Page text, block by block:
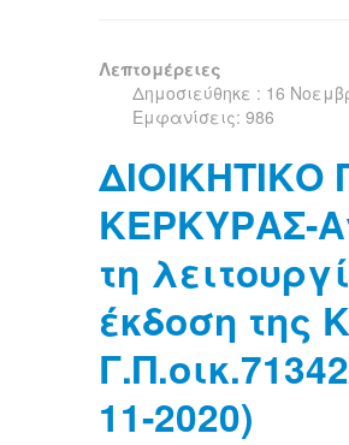
Λεπτομέρειες
Δημοσιεύθηκε : 16
Εμφανίσεις: 986
ΔΙΟΙΚΗΤΙΚΟ
ΚΕΡΚΥΡΑΣ-
τη
έκδοση της
11-2020)